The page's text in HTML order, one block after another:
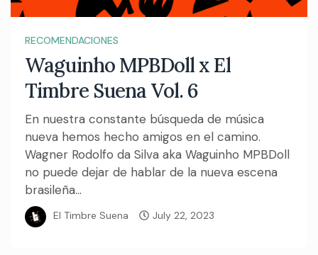
RECOMENDACIONES
Waguinho MPBDoll x El
Timbre Suena Vol. 6
En nuestra constante búsqueda de música
nueva hemos hecho amigos en el camino.
Wagner Rodolfo da Silva aka Waguinho MPBDoll
no puede dejar de hablar de la nueva escena
brasileña...
El Timbre Suena July 22, 2023